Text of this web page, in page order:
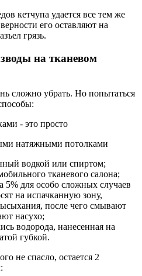
кетчупа удается все тем же
его оставляют на
грязь.
на тканевом
сложно убрать. Но попытаться
натяжными потолками
водкой или спиртом;
тканевого салона;
5% для особо сложных случаев
на испачканную зону,
после чего смывают
насухо;
водорода, нанесенная на
губкой.
не спасло, остается 2